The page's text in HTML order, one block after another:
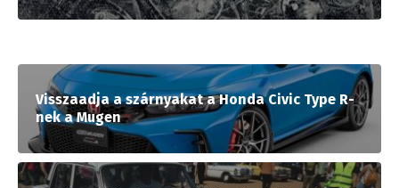
Visszaadja a szárnyakat a Honda Civic Type R-
nek a Mugen